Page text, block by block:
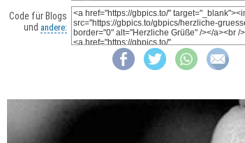
Code für Blogs
und andere: